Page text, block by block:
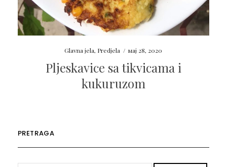
Glavna jela, Predjela / мај 28, 2020
Pljeskavice sa tikvicama i
kukuruzom
PRETRAGA